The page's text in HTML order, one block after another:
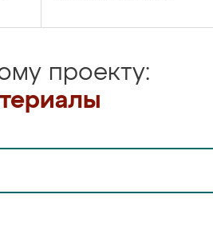
проекту: